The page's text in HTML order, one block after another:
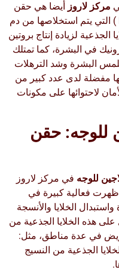
مركز لاروز أيضا هي حقن
البلازما الغنية بالصفائح الدموية ( PRP ) التي يتم استخلاصها من دم
لزيادة إنتاج بروتين
في البشرة، كما تمتلك
البشرة وشد الترهلات
مفضلة لدى عدد كبير من
لاحتوائها على مكونات
حقن
للوجه في مركز لاروز
فعالية كبيرة في
الخلايا والأنسجة
على هذه الخلايا الجذعية من
في عدة مناطق، مثل:
الجذعية من النسيج